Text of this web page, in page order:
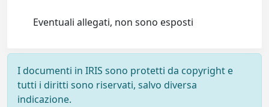
Eventuali allegati, non sono esposti
I documenti in IRIS sono protetti da copyright e
tutti i diritti sono riservati, salvo diversa
indicazione.